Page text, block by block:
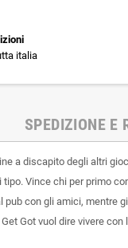
italia
SPEDIZIONE E
a discapito degli altri
Vince chi per primo
con gli amici, mentre
Got vuol dire vivere